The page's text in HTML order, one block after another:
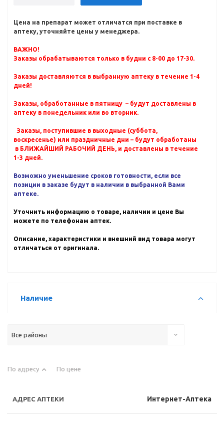
Цена на препарат может отличатся при поставке в
аптеку, уточняйте цены у менеджера.
ВАЖНО!
Заказы обрабатываются только в будни с 8-00 до 17-30.
Заказы доставляются в выбранную аптеку в течение 1-4
дней!
Заказы, обработанные в пятницу – будут доставлены в
аптеку в понедельник или во вторник.
Заказы, поступившие в выходные (суббота,
воскресенье) или праздничные дни – будут обработаны
в БЛИЖАЙШИЙ РАБОЧИЙ ДЕНЬ, и доставлены в течение
1-3 дней.
Возможно уменьшение сроков готовности, если все
позиции в заказе будут в наличии в выбранной Вами
аптеке.
Уточнить информацию о товаре, наличии и цене Вы
можете по телефонам аптек.
Описание, характеристики и внешний вид товара могут
отличаться от оригинала.
Наличие
Все районы
По адресу По цене
Интернет-Аптека